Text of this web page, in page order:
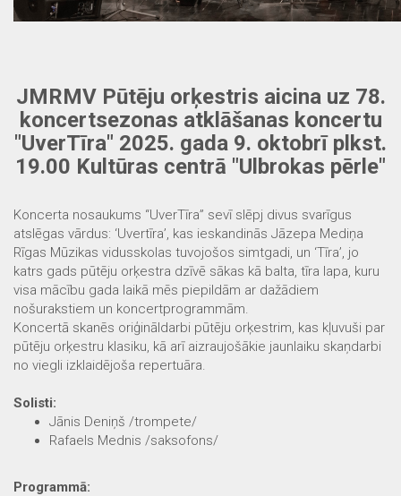
JMRMV Pūtēju orķestris aicina uz 78.
koncertsezonas atklāšanas koncertu
"UverTīra" 2025. gada 9. oktobrī plkst.
19.00 Kultūras centrā "Ulbrokas pērle"
Koncerta nosaukums “UverTīra” sevī slēpj divus svarīgus
atslēgas vārdus: ‘Uvertīra’, kas ieskandinās Jāzepa Mediņa
Rīgas Mūzikas vidusskolas tuvojošos simtgadi, un ‘Tīra’, jo
katrs gads pūtēju orķestra dzīvē sākas kā balta, tīra lapa, kuru
visa mācību gada laikā mēs piepildām ar dažādiem
nošurakstiem un koncertprogrammām.
Koncertā skanēs oriģināldarbi pūtēju orķestrim, kas kļuvuši par
pūtēju orķestru klasiku, kā arī aizraujošākie jaunlaiku skaņdarbi
no viegli izklaidējoša repertuāra.
Solisti:
Jānis Deniņš /trompete/
Rafaels Mednis /saksofons/
Programmā: